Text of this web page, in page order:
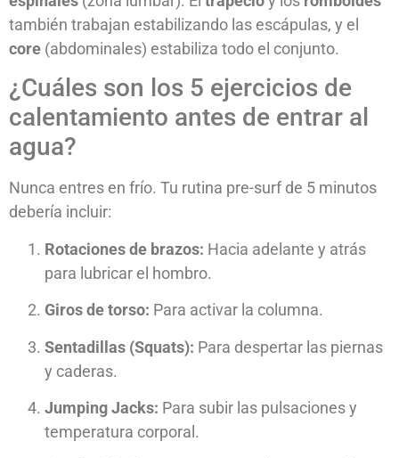
también trabajan estabilizando las escápulas, y el
core (abdominales) estabiliza todo el conjunto.
¿Cuáles son los 5 ejercicios de
calentamiento antes de entrar al
agua?
Nunca entres en frío. Tu rutina pre-surf de 5 minutos
debería incluir:
Rotaciones de brazos: Hacia adelante y atrás
para lubricar el hombro.
Giros de torso: Para activar la columna.
Sentadillas (Squats): Para despertar las piernas
y caderas.
Jumping Jacks: Para subir las pulsaciones y
temperatura corporal.